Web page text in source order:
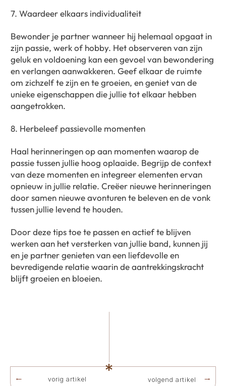
7. Waardeer elkaars individualiteit
Bewonder je partner wanneer hij helemaal opgaat in
zijn passie, werk of hobby. Het observeren van zijn
geluk en voldoening kan een gevoel van bewondering
en verlangen aanwakkeren. Geef elkaar de ruimte
om zichzelf te zijn en te groeien, en geniet van de
unieke eigenschappen die jullie tot elkaar hebben
aangetrokken.
8. Herbeleef passievolle momenten
Haal herinneringen op aan momenten waarop de
passie tussen jullie hoog oplaaide. Begrijp de context
van deze momenten en integreer elementen ervan
opnieuw in jullie relatie. Creëer nieuwe herinneringen
door samen nieuwe avonturen te beleven en de vonk
tussen jullie levend te houden.
Door deze tips toe te passen en actief te blijven
werken aan het versterken van jullie band, kunnen jij
en je partner genieten van een liefdevolle en
bevredigende relatie waarin de aantrekkingskracht
blijft groeien en bloeien.
vorig artikel volgend artikel